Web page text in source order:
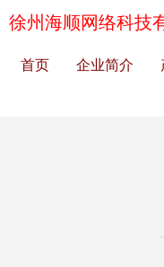
徐州海顺网络科技
首页 企业简介